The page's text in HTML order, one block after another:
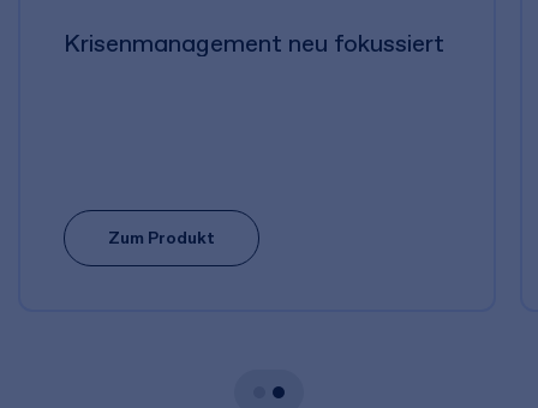
Krisenmanagement neu fokussiert
Zum Produkt